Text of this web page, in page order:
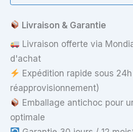
Livraison & Garantie
Livraison offerte via
d'achat
Expédition rapide sous
réapprovisionnement)
Emballage antichoc pour
optimale